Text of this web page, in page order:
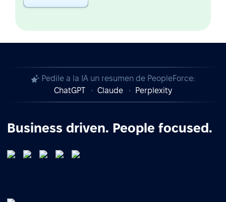
Pedile a la IA un resumen de PeopleForce:
ChatGPT
Claude Perplexity
Business driven. People focused.